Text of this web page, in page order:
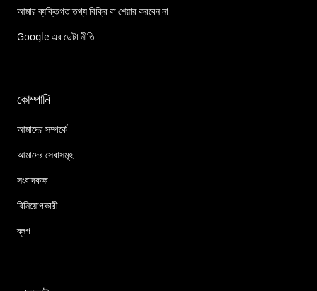
আমার ব্যক্তিগত তথ্য বিক্রি বা শেয়ার করবেন না
Google এর ডেটা নীতি
কোম্পানি
আমাদের সম্পর্কে
আমাদের সেবাসমূহ
সংবাদকক্ষ
বিনিয়োগকারী
ব্লগ